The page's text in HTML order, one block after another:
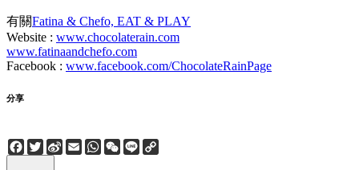
有關Fatina & Chefo, EAT & PLAY
Website : www.chocolaterain.com
www.fatinaandchefo.com
Facebook : www.facebook.com/ChocolateRainPage
分享
Facebook
Twitter
Sina
Weibo
EmailWhatsApp
WeChat
Line